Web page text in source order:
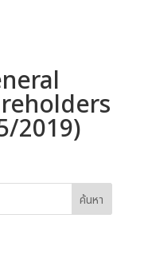
2019)
ค้นหา